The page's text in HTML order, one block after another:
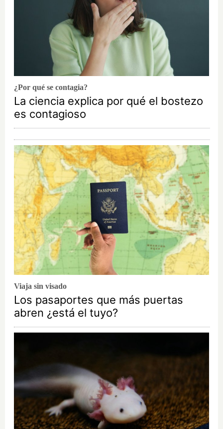
¿Por qué se contagia?
La ciencia explica por qué el bostezo
es contagioso
Viaja sin visado
Los pasaportes que más puertas
abren ¿está el tuyo?